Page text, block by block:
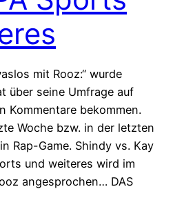
mit Rooz:“ wurde
über seine Umfrage auf
Kommentare bekommen.
Woche bzw. in der letzten
Rap-Game. Shindy vs. Kay
und weiteres wird im
angesprochen… DAS